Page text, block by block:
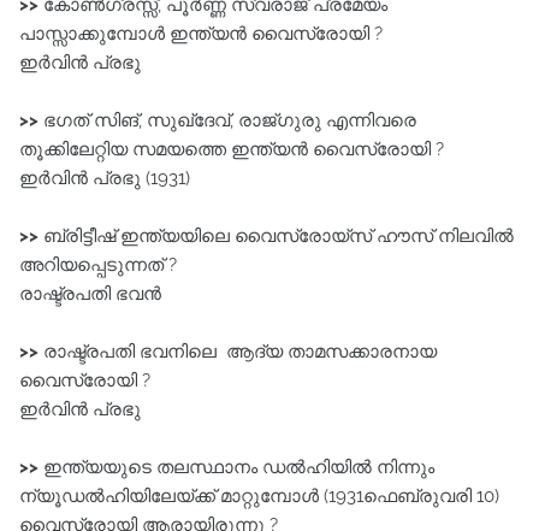
>> കോൺഗ്രസ്സ്‌, പൂർണ്ണ സ്വരാജ്‌ പ്രമേയം
പാസ്സാക്കുമ്പോൾ ഇന്ത്യൻ വൈസ്രോയി ?
ഇർവിൻ പ്രഭു
>> ഭഗത്‌ സിങ്‌, സുഖ്ദേവ്‌, രാജ്ഗുരു എന്നിവരെ
തൂക്കിലേറ്റിയ സമയത്തെ ഇന്ത്യൻ വൈസ്രോയി ?
ഇർവിൻ പ്രഭു (1931)
>> ബ്രിട്ടീഷ് ഇന്ത്യയിലെ വൈസ്രോയ്‌സ്‌ ഹൗസ് നിലവിൽ
അറിയപ്പെടുന്നത് ?
രാഷ്ട്രപതി ഭവൻ
>> രാഷ്ട്രപതി ഭവനിലെ ആദ്യ താമസക്കാരനായ
വൈസ്രോയി ?
ഇർവിൻ പ്രഭു
>> ഇന്ത്യയുടെ തലസ്ഥാനം ഡൽഹിയിൽ നിന്നും
ന്യൂഡൽഹിയിലേയ്ക്ക്‌ മാറ്റുമ്പോൾ (1931ഫെബ്രുവരി 10)
വൈസ്രോയി ആരായിരുന്നു ?